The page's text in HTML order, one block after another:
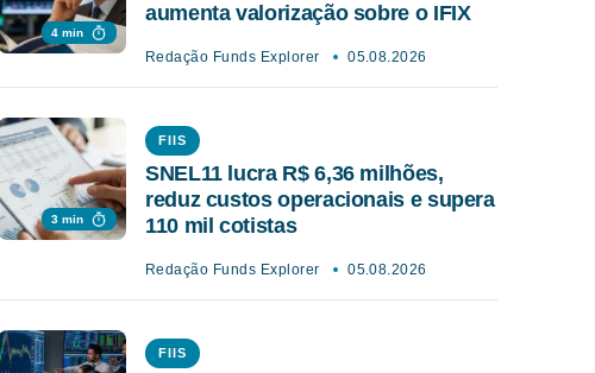
4 min
aumenta valorização sobre o IFIX
Redação Funds Explorer 05.08.2026
3 min
FIIS
SNEL11 lucra R$ 6,36 milhões,
reduz custos operacionais e supera
110 mil cotistas
Redação Funds Explorer 05.08.2026
FIIS